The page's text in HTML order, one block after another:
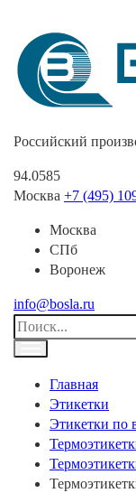
Российский
94.0585
Москва +7 (495)
Москва
СПб
Воронеж
info@bosla.ru
Главная
Этикетки
Этикетки по